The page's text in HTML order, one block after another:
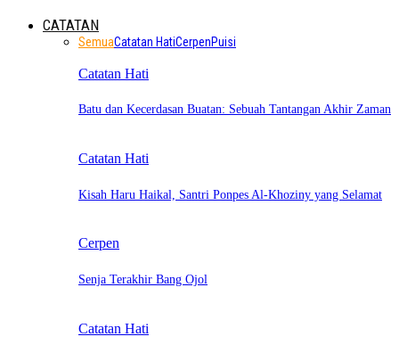
CATATAN
SemuaCatatan HatiCerpenPuisi
Catatan Hati
Batu dan Kecerdasan Buatan: Sebuah Tantangan Akhir Zaman
Catatan Hati
Kisah Haru Haikal, Santri Ponpes Al-Khoziny yang Selamat
Cerpen
Senja Terakhir Bang Ojol
Catatan Hati